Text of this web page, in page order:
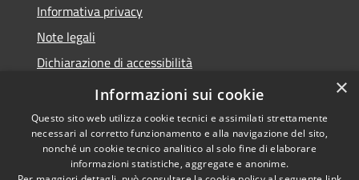
Informativa privacy
Note legali
Dichiarazione di accessibilità
Dichiarazione di accessibilità APP Municipium
Copyright © 2026 • Comune di
×
Informazioni sui cookie
Questo sito web utilizza cookie tecnici e assimilati strettamente
necessari al corretto funzionamento e alla navigazione del sito,
nonché un cookie tecnico analitico al solo fine di elaborare
informazioni statistiche, aggregate e anonime.